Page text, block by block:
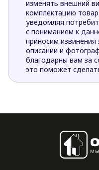
изменять внешний
комплектацию
уведомляя
с пониманием к
приносим
описании и
благодарны вам за
это поможет